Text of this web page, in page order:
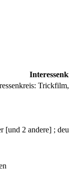
2 andere] ;